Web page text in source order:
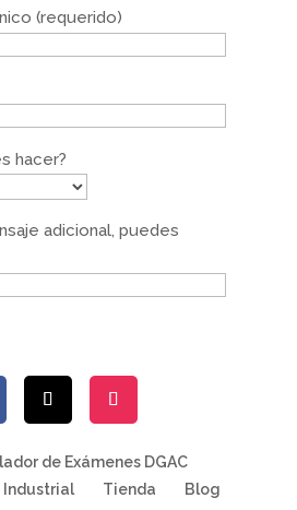
(requerido)
hacer?
adicional, puedes
de Exámenes DGAC
Industrial Tienda
Blog